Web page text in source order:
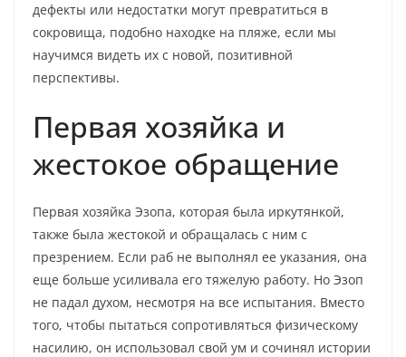
дефекты или недостатки могут превратиться в
сокровища, подобно находке на пляже, если мы
научимся видеть их с новой, позитивной
перспективы.
Первая хозяйка и
жестокое обращение
Первая хозяйка Эзопа, которая была иркутянкой,
также была жестокой и обращалась с ним с
презрением. Если раб не выполнял ее указания, она
еще больше усиливала его тяжелую работу. Но Эзоп
не падал духом, несмотря на все испытания. Вместо
того, чтобы пытаться сопротивляться физическому
насилию, он использовал свой ум и сочинял истории